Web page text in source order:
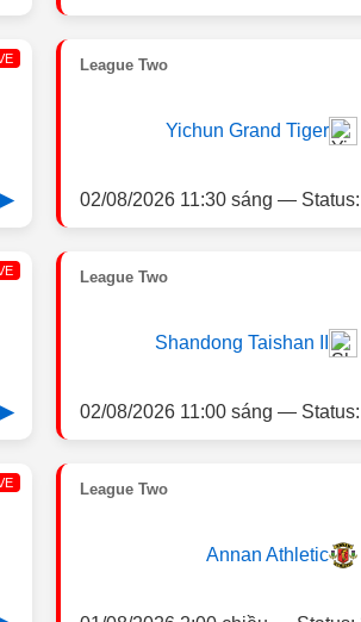
League Two
Yichun Grand Tiger
02/08/2026 11:30 sáng — Status:
League Two
Shandong Taishan II
02/08/2026 11:00 sáng — Status:
League Two
Annan Athletic